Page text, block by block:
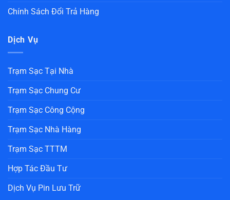
Chính Sách Đổi Trả Hàng
Dịch Vụ
Trạm Sạc Tại Nhà
Trạm Sạc Chung Cư
Trạm Sạc Công Cộng
Trạm Sạc Nhà Hàng
Trạm Sạc TTTM
Hợp Tác Đầu Tư
Dịch Vụ Pin Lưu Trữ